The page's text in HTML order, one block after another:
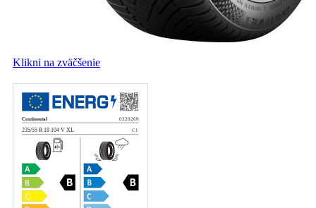
Klikni na zväčšenie